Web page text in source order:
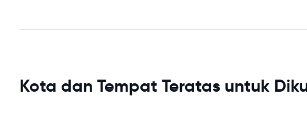
Kota dan Tempat Teratas untuk